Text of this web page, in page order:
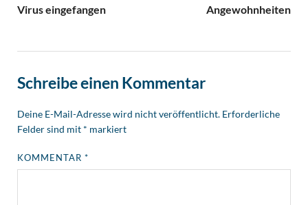
Virus eingefangen
Angewohnheiten
Schreibe einen Kommentar
Deine E-Mail-Adresse wird nicht veröffentlicht. Erforderliche
Felder sind mit * markiert
KOMMENTAR*